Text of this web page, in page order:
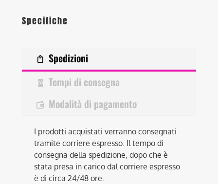
Specifiche
Spedizioni
Tempi di consegna
Modalità di pagamento
I prodotti acquistati verranno consegnati
tramite corriere espresso. Il tempo di
consegna della spedizione, dopo che è
stata presa in carico dal corriere espresso
è di circa 24/48 ore.